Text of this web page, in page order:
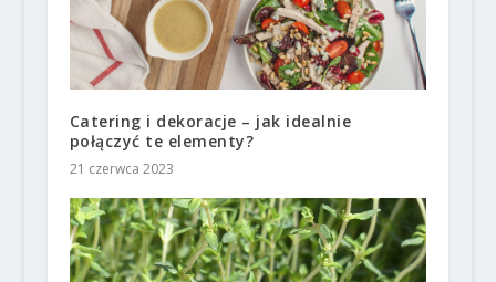
Catering i dekoracje – jak idealnie
połączyć te elementy?
21 czerwca 2023